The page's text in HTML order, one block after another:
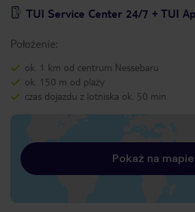
TUI Service Center 24/7 + TUI
Położenie:
ok. 1 km od centrum Nessebaru
ok. 150 m od plaży
czas dojazdu z lotniska ok. 50 min
Pokaż na mapie